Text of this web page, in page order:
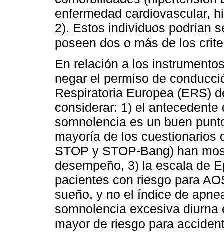
enfermedad cardiovascular,
2). Estos individuos podrían
poseen dos o más de los
En relación a los
negar el permiso de
Respiratoria Europea (ERS)
considerar: 1) el
somnolencia es un buen
mayoría de los cuestionarios
STOP y STOP-Bang) han
desempeño, 3) la escala de
pacientes con riesgo para
sueño, y no el índice de
somnolencia excesiva
mayor de riesgo para